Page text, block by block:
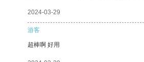
2024-03-29
游客
超棒啊 好用